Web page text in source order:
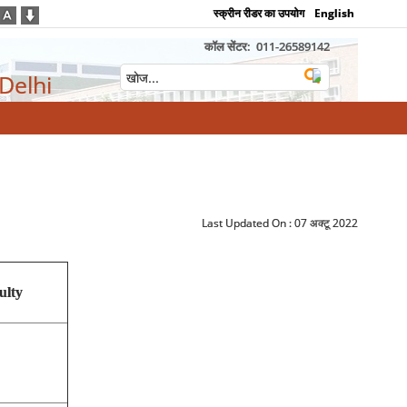
स्क्रीन रीडर का उपयोग English
कॉल सेंटर: 011-26589142
Last Updated On :07 अक्टू 2022